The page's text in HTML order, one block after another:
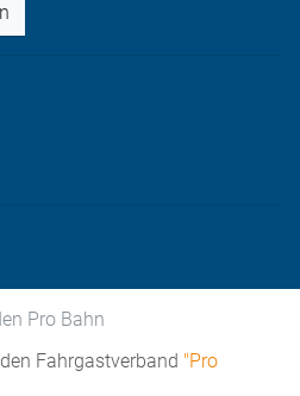
Pro Bahn
Fahrgastverband "Pro